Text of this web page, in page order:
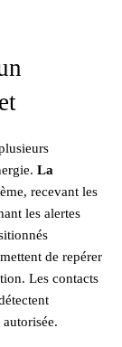
La
recevant les
les alertes
de repérer
Les contacts